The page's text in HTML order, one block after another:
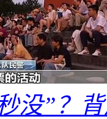
没”？